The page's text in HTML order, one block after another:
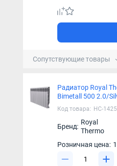
Сопутствующие товары
Радиатор Royal
Bimetall 500 2.0/
Код товара: НС-
Бренд:
Royal
Thermo
Розничная цена: